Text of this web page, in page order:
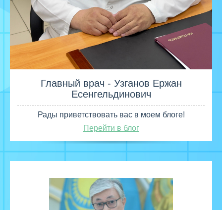
Главный врач - Узганов Ержан
Есенгельдинович
Рады приветствовать вас в моем блоге!
Перейти в блог